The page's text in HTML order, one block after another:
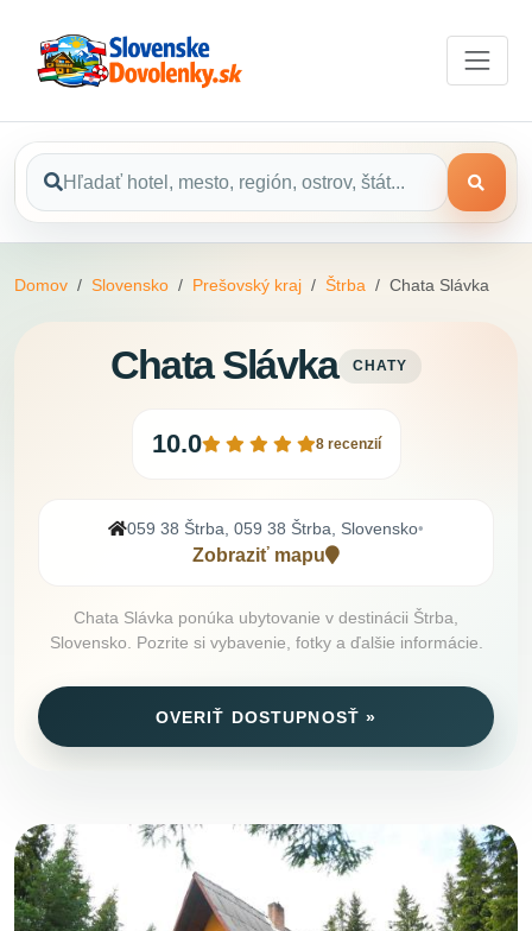
Domov Slovensko Prešovský kraj Štrba Chata Slávka
Chata Slávka CHATY
10.0 8 recenzií
059 38 Štrba, 059 38 Štrba, Slovensko•
Zobraziť mapu
Chata Slávka ponúka ubytovanie v destinácii Štrba,
Slovensko. Pozrite si vybavenie, fotky a ďalšie informácie.
OVERIŤ DOSTUPNOSŤ »